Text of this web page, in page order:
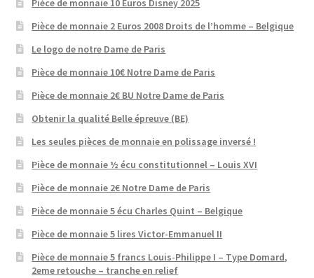
Pièce de monnaie 10 Euros Disney 2025
Pièce de monnaie 2 Euros 2008 Droits de l’homme – Belgique
Le logo de notre Dame de Paris
Pièce de monnaie 10€ Notre Dame de Paris
Pièce de monnaie 2€ BU Notre Dame de Paris
Obtenir la qualité Belle épreuve (BE)
Les seules pièces de monnaie en polissage inversé !
Pièce de monnaie ½ écu constitutionnel – Louis XVI
Pièce de monnaie 2€ Notre Dame de Paris
Pièce de monnaie 5 écu Charles Quint – Belgique
Pièce de monnaie 5 lires Victor-Emmanuel II
Pièce de monnaie 5 francs Louis-Philippe I – Type Domard,
2eme retouche – tranche en relief